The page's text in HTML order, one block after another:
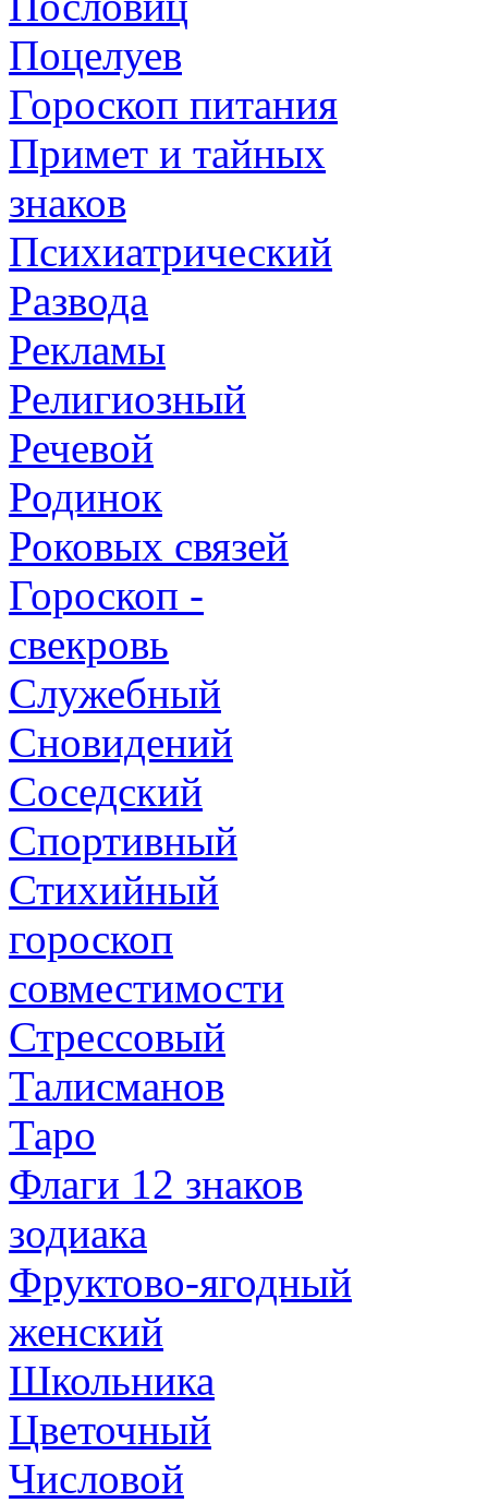
Поцелуев
Гороскоп питания
Примет и тайных
знаков
Психиатрический
Развода
Рекламы
Религиозный
Речевой
Родинок
Роковых связей
Гороскоп -
свекровь
Служебный
Сновидений
Соседский
Спортивный
Стихийный
гороскоп
совместимости
Стрессовый
Талисманов
Таро
Флаги 12 знаков
зодиака
Фруктово-ягодный
женский
Школьника
Цветочный
Числовой